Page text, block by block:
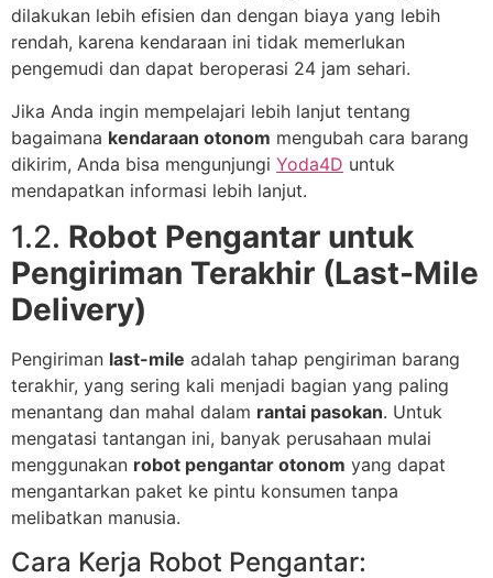
dilakukan lebih efisien dan dengan biaya yang lebih
rendah, karena kendaraan ini tidak memerlukan
pengemudi dan dapat beroperasi 24 jam sehari.
Jika Anda ingin mempelajari lebih lanjut tentang
bagaimana kendaraan otonom mengubah cara barang
dikirim, Anda bisa mengunjungi Yoda4D untuk
mendapatkan informasi lebih lanjut.
1.2. Robot Pengantar untuk
Pengiriman Terakhir (Last-Mile
Delivery)
Pengiriman last-mile adalah tahap pengiriman barang
terakhir, yang sering kali menjadi bagian yang paling
menantang dan mahal dalam rantai pasokan. Untuk
mengatasi tantangan ini, banyak perusahaan mulai
menggunakan robot pengantar otonom yang dapat
mengantarkan paket ke pintu konsumen tanpa
melibatkan manusia.
Cara Kerja Robot Pengantar: